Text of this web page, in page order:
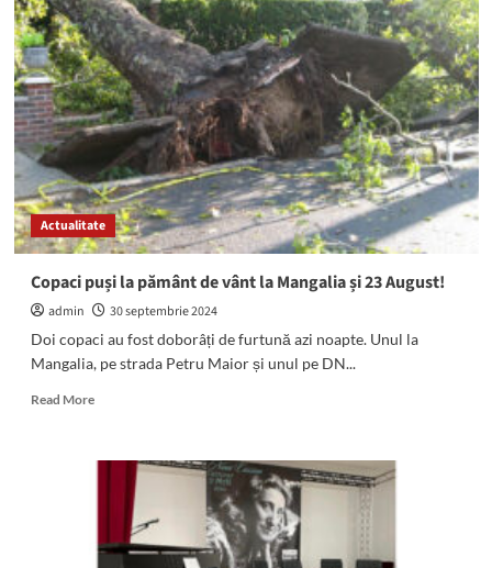
amânată
lucrarea
RAJA
programată
din
Năvodari,
Lumina,
Sibioara
și
Corbu
Actualitate
Copaci puși la pământ de vânt la Mangalia și 23 August!
admin
30 septembrie 2024
Doi copaci au fost doborâți de furtună azi noapte. Unul la
Mangalia, pe strada Petru Maior și unul pe DN...
Read MoreRead
Copaci
pământ
de